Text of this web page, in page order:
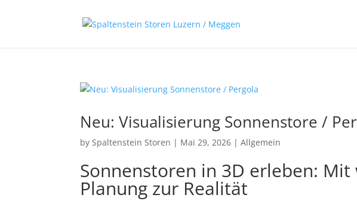
Neu: Visualisierung Sonnenstore /
bySpaltenstein Storen | Mai 29, 2026 |Allgemein
Sonnenstoren in 3D erleben:
Planung zur Realität